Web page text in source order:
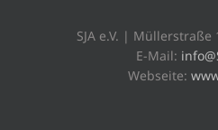
SJA e.V. |
E-Mail:
Webseite: